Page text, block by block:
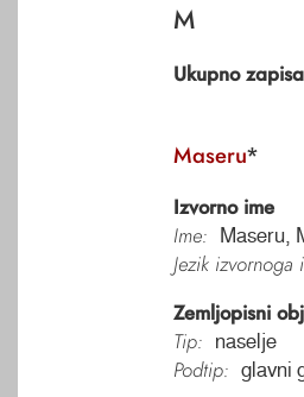
M
Ukupno
Maseru*
Izvorno ime
Ime:
Maseru,
Jezik izvornoga
Zemljopisni
Tip:
naselje
Podtip: glavni